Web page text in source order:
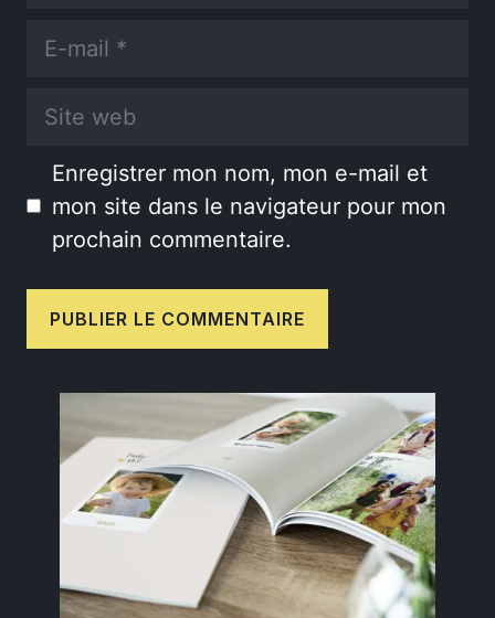
E-
Site
Enregistrer mon nom, mon e-mail et
mon site dans le navigateur pour mon
prochain commentaire.